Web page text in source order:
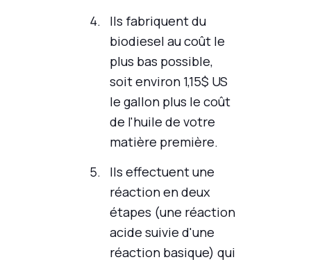
Ils fabriquent du
biodiesel au coût le
plus bas possible,
soit environ 1,15$ US
le gallon plus le coût
de l'huile de votre
matière première.
Ils effectuent une
réaction en deux
étapes (une réaction
acide suivie d'une
réaction basique) qui